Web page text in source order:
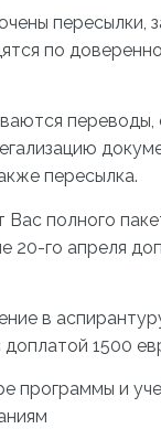
пересылки,
по
переводы,
пересылка.
Вас полного
20-го апреля
в
доплатой 1500
программы и